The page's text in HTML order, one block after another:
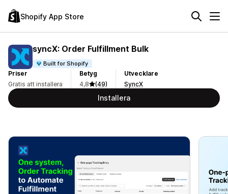
Shopify App Store
syncX: Order Fulfillment Bulk
Built for Shopify
Priser
Gratis att installera
Betyg
4,8
(49)
Utvecklare
SyncX
Installera